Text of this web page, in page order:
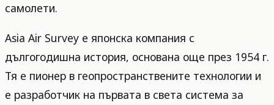
самолети.
Asia Air Survey е японска компания с
дългогодишна история, основана още през 1954 г.
Тя е пионер в геопространствените технологии и
е разработчик на първата в света система за